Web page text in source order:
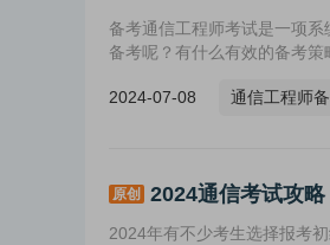
备考通信工程师考试是一项
备考呢？有什么有效的备考策
2024-07-08 通信工程师
原创 2024通信考试攻
2024年有不少考生选择报考